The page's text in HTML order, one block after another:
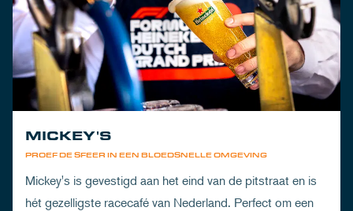
PROEF DE SFEER IN EEN BLOEDSNELLE OMGEVING
MICKEY'S
Mickey's is gevestigd aan het eind van de pitstraat en is
hét gezelligste racecafé van Nederland. Perfect om een